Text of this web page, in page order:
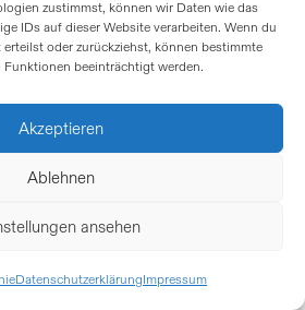
zustimmst, können wir Daten wie das
IDs auf dieser Website verarbeiten. Wenn du
oder zurückziehst, können bestimmte
Funktionen beeinträchtigt werden.
Akzeptieren
Ablehnen
ansehen
DatenschutzerklärungImpressum